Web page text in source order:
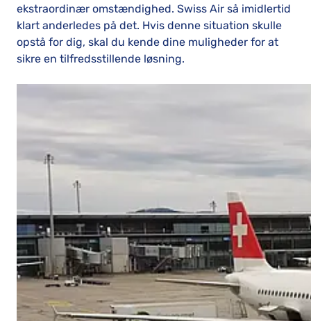
ekstraordinær omstændighed. Swiss Air så imidlertid
klart anderledes på det. Hvis denne situation skulle
opstå for dig, skal du kende dine muligheder for at
sikre en tilfredsstillende løsning.